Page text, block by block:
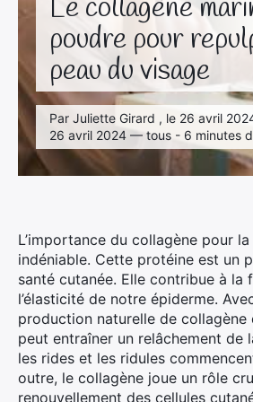
Le collagène
poudre pour
peau du visage
Par Juliette Girard , le 26 avril
26 avril 2024 — tous - 6 minutes
L’importance du collagène pour
indéniable. Cette protéine est un
santé cutanée. Elle contribue à la
l’élasticité de notre épiderme.
production naturelle de collagène
peut entraîner un relâchement de
les rides et les ridules
outre, le collagène joue un rôle
renouvellement des cellules